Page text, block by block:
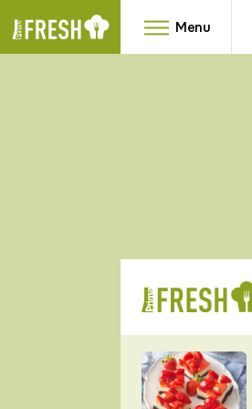
Menu
RYCHLOVKY